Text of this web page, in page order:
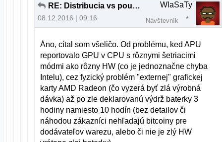
RE: Distribucia vs pouzitie
08.12.2016 | 09:16
WlaSaTy
Návštevník
Áno, cítal som všeličo. Od problému, ked APU
reportovalo GPU v CPU s rôznymi šetriacimi
módmi ako rôzny HW (co je jednoznačne chyba
Intelu), cez fyzický problém "externej" grafickej
karty AMD Radeon (čo vyzerá byť zlá výrobná
dávka) až po zle deklarovanú výdrž baterky 3
hodiny namiesto 10 hodín (bez detailov či
náhodou zákazníci nehľadajú bitcoiny pre
dodávateľov warezu, alebo či nie je zlý HW